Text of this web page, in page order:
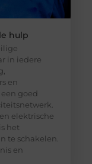
hulp
in iedere
en
goed
elektrische
het
te schakelen.
en